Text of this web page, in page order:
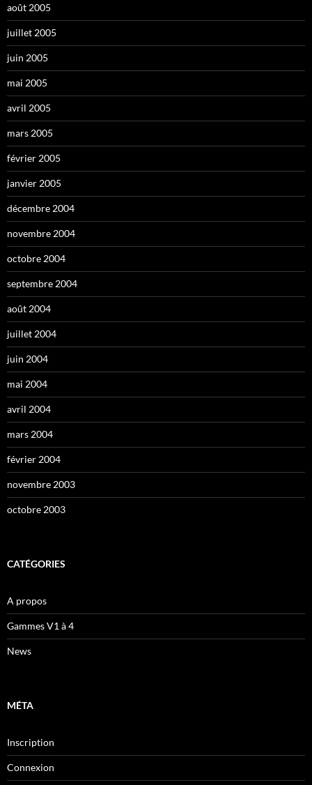
août 2005
juillet 2005
juin 2005
mai 2005
avril 2005
mars 2005
février 2005
janvier 2005
décembre 2004
novembre 2004
octobre 2004
septembre 2004
août 2004
juillet 2004
juin 2004
mai 2004
avril 2004
mars 2004
février 2004
novembre 2003
octobre 2003
CATÉGORIES
A propos
Gammes V1 à 4
News
MÉTA
Inscription
Connexion